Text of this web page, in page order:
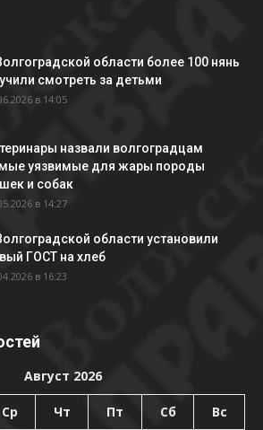
области более 100 нянь
смотреть за детьми
в 14:05
назвали волгоградцам
уязвимые для жары породы
и собак
в 14:27
области установили
ГОСТ на хлеб
в 16:23
Август 2026
Ср Чт Пт Сб Вс